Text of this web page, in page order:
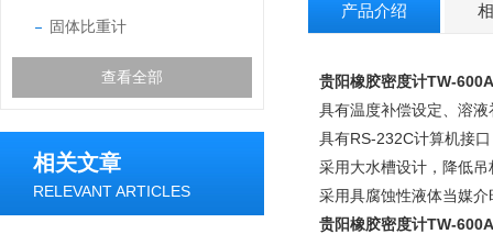
固体比重计
查看全部
相关文章
RELEVANT ARTICLES
产品介绍
贵阳橡胶密度计TW-600A
具有温度补偿设定、溶
具有RS-232C计算机接
采用大水槽设计，降低
采用具腐蚀性液体当媒
贵阳橡胶密度计TW-600A